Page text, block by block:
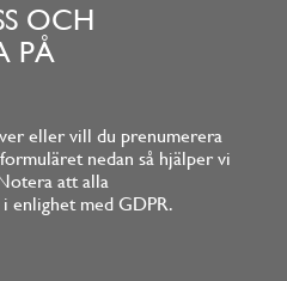
OCH
PÅ
eller vill du prenumerera
nedan så hjälper vi
att alla
enlighet med GDPR.